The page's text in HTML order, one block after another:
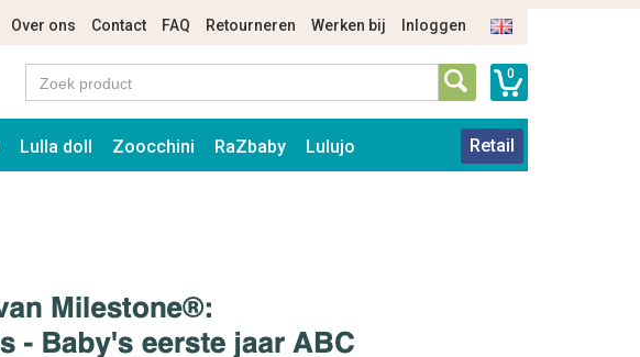
Over ons Contact FAQ Retourneren Werken bij Inloggen
0
Lulla doll Zoocchini RaZbaby Lulujo Retail